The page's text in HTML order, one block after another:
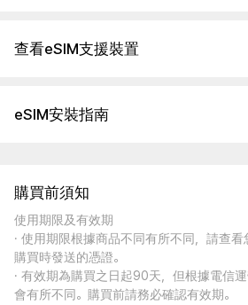
查看eSIM支援裝置
eSIM安裝指南
購買前須知
使用期限及有效期
· 使用期限根據商品不同有所不同，請查
購買時發送的憑證。
· 有效期為購買之日起90天，但根據電信
會有所不同。購買前請務必確認有效期。